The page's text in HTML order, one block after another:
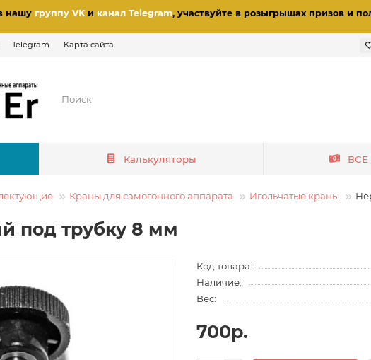
нашу группу VKи канал Telegram, участвуйте в розыгрышах призов и
Telegram Карта сайта
Калькуляторы
Краны для самогонного аппарата Игольчатые краны
под трубку 8 мм
Код товара:
Наличие:
Вес:
700р.